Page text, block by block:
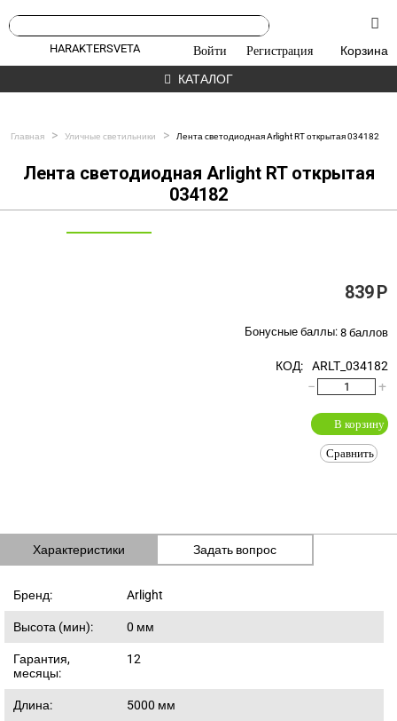
Корзина
Войти Регистрация
HARAKTERSVETA
КАТАЛОГ
Главная > Уличные светильники > Лента светодиодная Arlight RT открытая 034182
Лента светодиодная Arlight RT открытая
034182
839Р
Бонусные баллы: 8 баллов
КОД: ARLT_034182
+
−
В корзину
Сравнить
Характеристики Задать вопрос
Бренд: Arlight
Высота (мин): 0 мм
Гарантия,
месяцы:
12
Длина: 5000 мм